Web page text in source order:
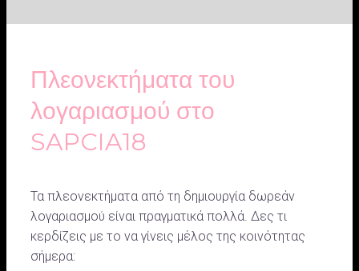
Πλεονεκτήματα του
λογαριασμού στο
SAPCIA18
Τα πλεονεκτήματα από τη δημιουργία δωρεάν
λογαριασμού είναι πραγματικά πολλά. Δες τι
κερδίζεις με το να γίνεις μέλος της κοινότητας
σήμερα: